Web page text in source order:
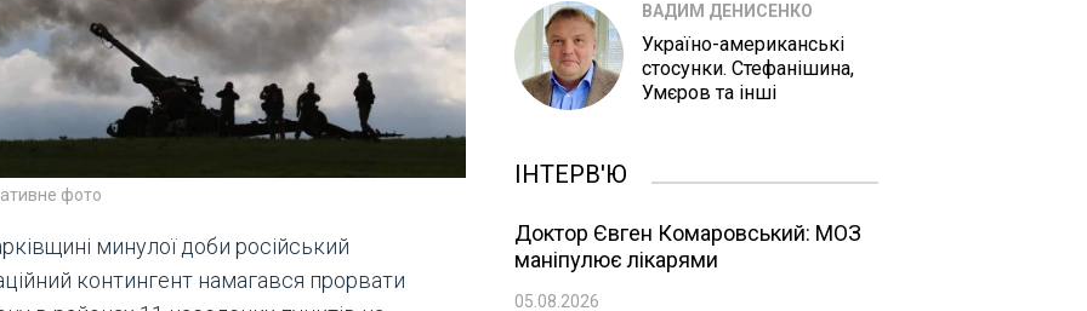
фото
минулої доби російський
контингент намагався прорвати
ВАДИМ ДЕНИСЕНКО
Україно-американські
стосунки. Стефанішина,
Умєров та інші
ІНТЕРВ'Ю
Доктор Євген Комаровський: МОЗ
маніпулює лікарями
05.08.2026